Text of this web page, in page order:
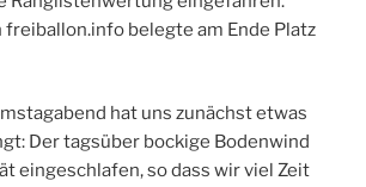
freiballon.info belegte am Ende Platz
hat uns zunächst etwas
Der tagsüber bockige Bodenwind
eingeschlafen, so dass wir viel Zeit